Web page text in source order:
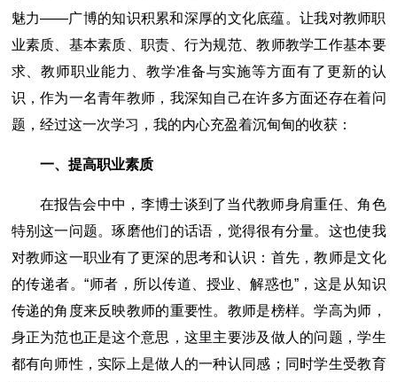
魅力――广博的知识积累和深厚的文化底蕴。让我对教师职
业素质、基本素质、职责、行为规范、教师教学工作基本要
求、教师职业能力、教学准备与实施等方面有了更新的认
识，作为一名青年教师，我深知自己在许多方面还存在着问
题，经过这一次学习，我的内心充盈着沉甸甸的收获：
一、提高职业素质
在报告会中中，李博士谈到了当代教师身肩重任、角色
特别这一问题。琢磨他们的话语，觉得很有分量。这也使我
对教师这一职业有了更深的思考和认识：首先，教师是文化
的传递者。“师者，所以传道、授业、解惑也”，这是从知识
传递的角度来反映教师的重要性。教师是榜样。学高为师，
身正为范也正是这个意思，这里主要涉及做人的问题，学生
都有向师性，实际上是做人的一种认同感；同时学生受教育